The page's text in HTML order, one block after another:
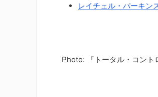
レイチェル・パーキン
Photo: 『トータル・コン